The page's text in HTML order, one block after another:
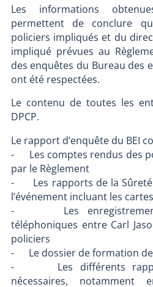
Les informations
permettent de conclure
policiers impliqués et du
impliqué prévues au
des enquêtes du Bureau des
ont été respectées.
Le contenu de toutes les
DPCP.
Le rapport d’enquête du BEI
- Les comptes rendus des
par le Règlement
- Les rapports de la Sûreté
l’événement incluant les
- Les enregistrements
téléphoniques entre Carl
policiers
- Le dossier de formation
- Les différents
nécessaires,